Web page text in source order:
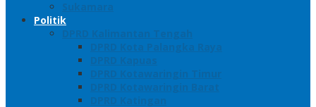
Sukamara
Politik
DPRD Kalimantan Tengah
DPRD Kota Palangka Raya
DPRD Kapuas
DPRD Kotawaringin Timur
DPRD Kotawaringin Barat
DPRD Katingan